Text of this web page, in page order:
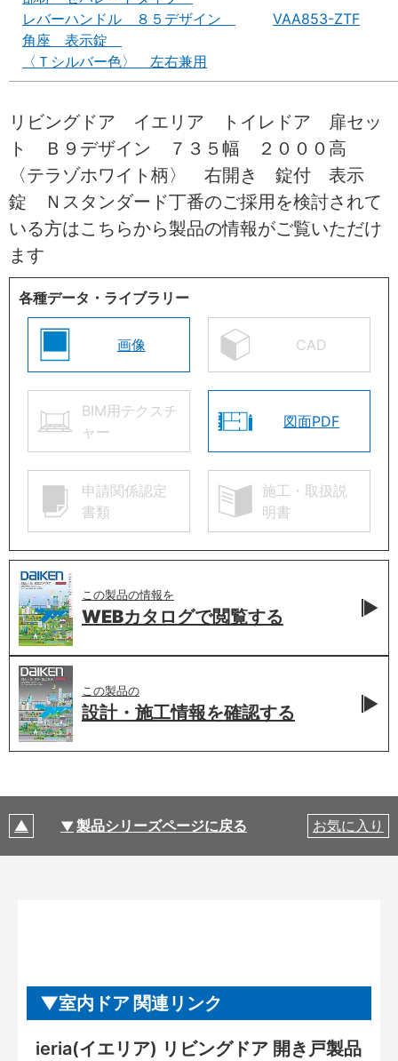
レバーハンドル ８５デザイン
角座 表示錠
〈Ｔシルバー色〉 左右兼用
VAA853-ZTF
リビングドア イエリア トイレドア 扉セッ
ト Ｂ９デザイン ７３５幅 ２０００高
〈テラゾホワイト柄〉 右開き 錠付 表示
錠 Ｎスタンダード丁番のご採用を検討されて
いる方はこちらから製品の情報がご覧いただけ
ます
各種データ・ライブラリー
画像 CAD
BIM用テクスチ
ャー
図面PDF
申請関係認定
書類
施工・取扱説
明書
この製品の情報を
WEBカタログで閲覧する
この製品の
設計・施工情報を確認する
製品シリーズページに戻る お気に入り
室内ドア 関連リンク
ieria(イエリア) リビングドア 開き戸製品